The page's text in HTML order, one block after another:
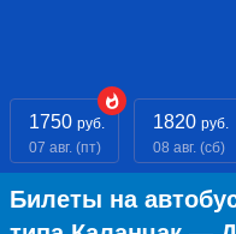
1750 руб.
07 авг. (пт)
1820 руб.
08 авг. (сб)
Билеты на